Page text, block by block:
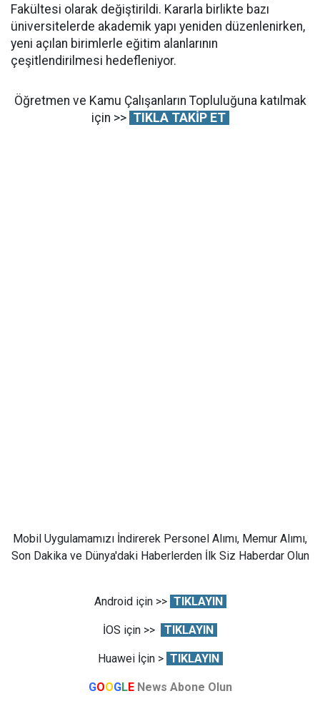
Fakültesi olarak değiştirildi. Kararla birlikte bazı
üniversitelerde akademik yapı yeniden düzenlenirken,
yeni açılan birimlerle eğitim alanlarının
çeşitlendirilmesi hedefleniyor.
Öğretmen ve Kamu Çalışanların Topluluğuna katılmak
için >> TIKLA TAKİP ET
Mobil Uygulamamızı İndirerek Personel Alımı, Memur Alımı,
Son Dakika ve Dünya'daki Haberlerden İlk Siz Haberdar Olun
Android için >> TIKLAYIN
İOS için >> TIKLAYIN
Huawei İçin > TIKLAYIN
GOOGLE News Abone Olun